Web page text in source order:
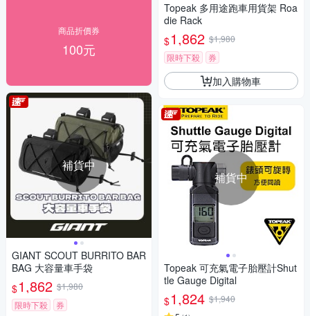
商品折價券
100元
補貨中
GIANT SCOUT BURRITO BAR
BAG 大容量車手袋
$1,862 $1,980
限時下殺
券
Topeak 多用途跑車用貨架 Roa
die Rack
$1,862 $1,980
限時下殺
券
加入購物車
補貨中
Topeak 可充氣電子胎壓計Shut
tle Gauge Digital
$1,824 $1,940